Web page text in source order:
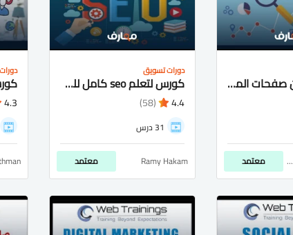
كورس تحسين صفحات المواقع لظهور موقعك بالصفحة الاولى لمحركات البحث SEO شرح عربى كامل
E-MARKETING LOVERS معتمد
دورات تسويق
كورس لتعلم seo كامل للمبتدئين
4.4
(58)
31 درس
Ramy Hakam معتمد
4.3